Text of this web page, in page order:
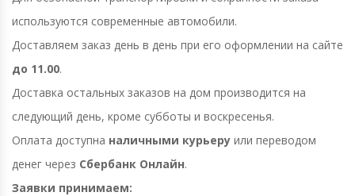
используются современные автомобили.
Доставляем заказ день в день при его оформлении на сайте
до 11.00.
Доставка остальных заказов на дом производится на
следующий день, кроме субботы и воскресенья.
Оплата доступна наличными курьеру или переводом
денег через Сбербанк Онлайн.
Заявки принимаем: